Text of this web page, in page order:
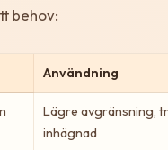
behov:
Användning
Lägre avgränsning,
inhägnad